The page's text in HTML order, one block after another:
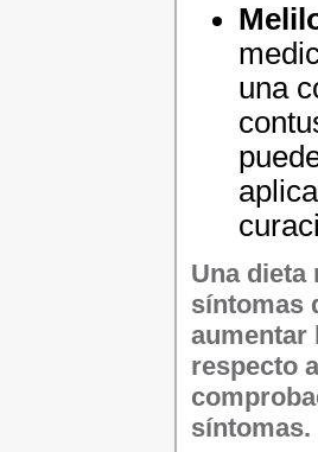
una
Una dieta
síntomas
aumentar
respecto
síntomas.